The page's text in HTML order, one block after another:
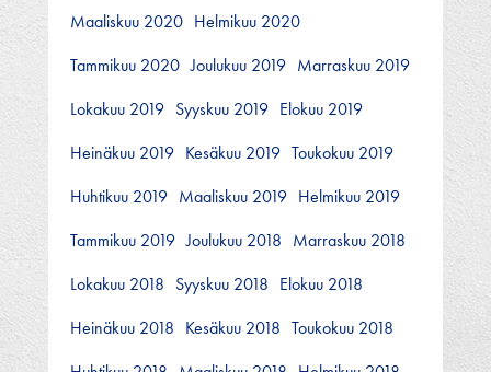
Maaliskuu 2020 Helmikuu 2020
Tammikuu 2020 Joulukuu 2019 Marraskuu 2019
Lokakuu 2019 Syyskuu 2019 Elokuu 2019
Heinäkuu 2019 Kesäkuu 2019 Toukokuu 2019
Huhtikuu 2019 Maaliskuu 2019 Helmikuu 2019
Tammikuu 2019 Joulukuu 2018 Marraskuu 2018
Lokakuu 2018 Syyskuu 2018 Elokuu 2018
Heinäkuu 2018 Kesäkuu 2018 Toukokuu 2018